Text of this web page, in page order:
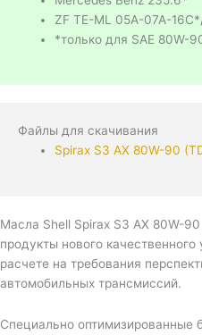
ZF TE-ML 05A-07A-
*только для SAE 80W-
Файлы для скачивания
Spirax S3 AX 80W-90
Масла Shell Spirax S3 AX 80W-
продукты нового
расчете на требования
автомобильных трансмиссий.
Специально оптимизированные